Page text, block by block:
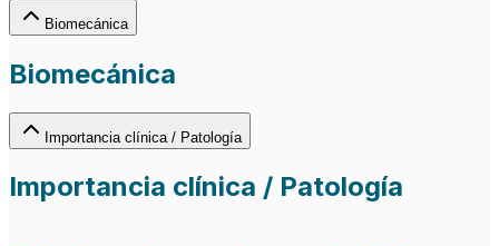
Biomecánica
Biomecánica
Importancia clínica / Patología
Importancia clínica / Patología